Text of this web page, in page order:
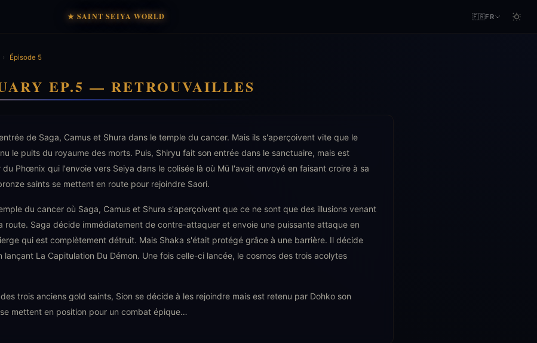
★ SAINT SEIYA WORLD 🇫🇷FR
› Épisode 5
EP.5 — RETROUVAILLES
de Saga, Camus et Shura dans le temple du cancer. Mais ils s'aperçoivent vite que le
le puits du royaume des morts. Puis, Shiryu fait son entrée dans le sanctuaire, mais est
Phœnix qui l'envoie vers Seiya dans le colisée là où Mü l'avait envoyé en faisant croire à sa
saints se mettent en route pour rejoindre Saori.
du cancer où Saga, Camus et Shura s'aperçoivent que ce ne sont que des illusions venant
route. Saga décide immédiatement de contre-attaquer et envoie une puissante attaque en
qui est complètement détruit. Mais Shaka s'était protégé grâce à une barrière. Il décide
La Capitulation Du Démon. Une fois celle-ci lancée, le cosmos des trois acolytes
trois anciens gold saints, Sion se décide à les rejoindre mais est retenu par Dohko son
mettent en position pour un combat épique…